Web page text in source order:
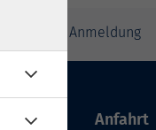
zur Anmeldung
Anfahrt